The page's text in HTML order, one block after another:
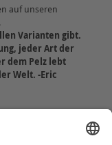
auf unseren
Varianten gibt.
jeder Art der
dem Pelz lebt
Welt. -Eric